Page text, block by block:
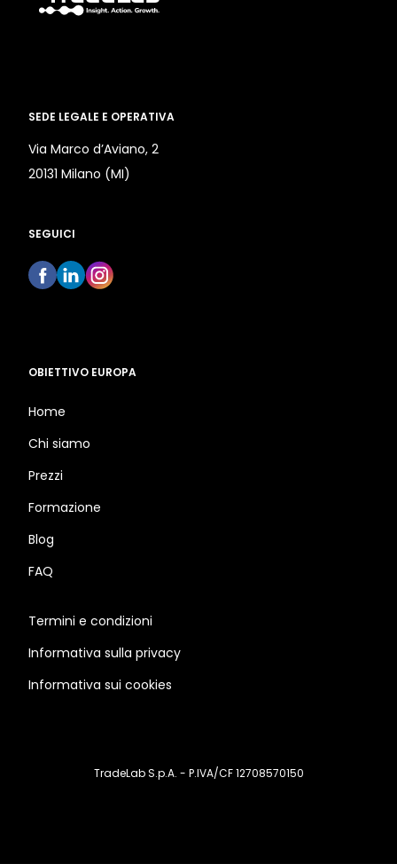
SEDE LEGALE E OPERATIVA
Via Marco d’Aviano, 2
20131 Milano (MI)
SEGUICI
OBIETTIVO EUROPA
Home
Chi siamo
Prezzi
Formazione
Blog
FAQ
Termini e condizioni
Informativa sulla privacy
Informativa sui cookies
TradeLab S.p.A. - P.IVA/CF 12708570150